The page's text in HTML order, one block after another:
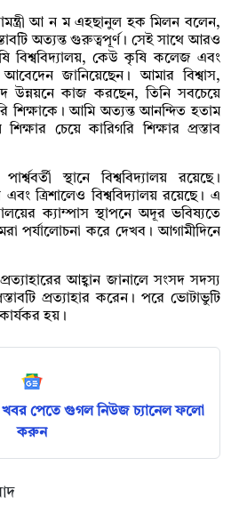
আ ন ম এহছানুল হক মিলন বলেন,
অত্যন্ত গুরুত্বপূর্ণ। সেই সাথে আরও
বিশ্ববিদ্যালয়, কেউ কৃষি কলেজ এবং
আবেদেন জানিয়েছেন। আমার বিশ্বাস,
উন্নয়নে কাজ করছেন, তিনি সবচেয়ে
শিক্ষাকে। আমি অত্যন্ত আনন্দিত হতাম
চেয়ে কারিগরি শিক্ষার প্রস্তাব
স্থানে বিশ্ববিদ্যালয় রয়েছে।
ত্রিশালেও বিশ্ববিদ্যালয় রয়েছে। এ
ক্যাম্পাস স্থাপনে অদূর ভবিষ্যতে
পর্যালোচনা করে দেখব। আগামীদিনে
আহ্বান জানালে সংসদ সদস্য
প্রত্যাহার করেন। পরে ভোটাভুটি
কার্যকর হয়।
পেতে গুগল নিউজ চ্যানেল ফলো
করুন